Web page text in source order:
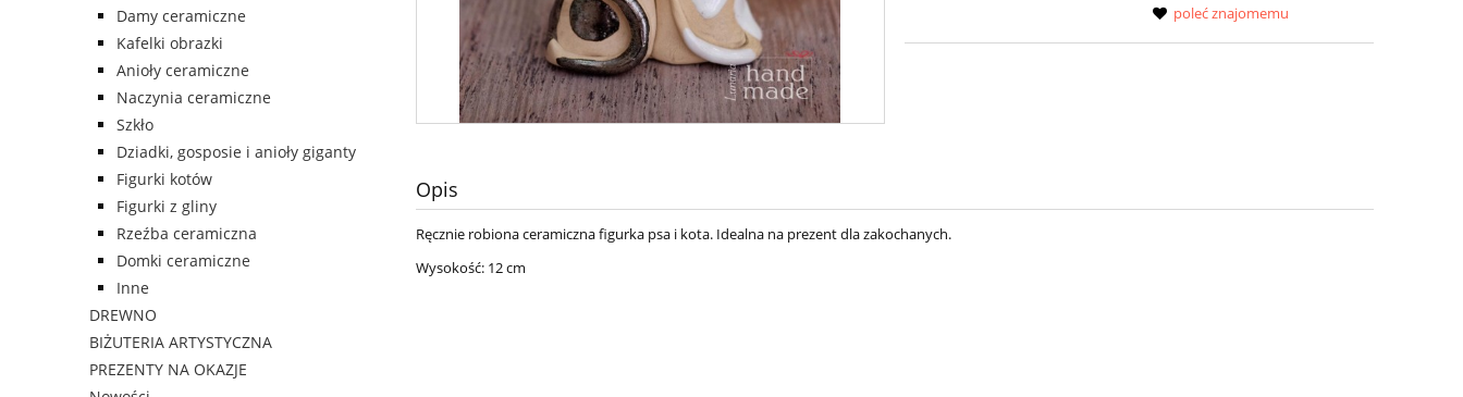
Damy ceramiczne
Kafelki obrazki
Anioły ceramiczne
Naczynia ceramiczne
Szkło
Dziadki, gosposie i anioły giganty
Figurki kotów
Figurki z gliny
Rzeźba ceramiczna
Domki ceramiczne
Inne
DREWNO
BIŻUTERIA ARTYSTYCZNA
PREZENTY NA OKAZJE
poleć znajomemu
Opis
Ręcznie robiona ceramiczna figurka psa i kota. Idealna na prezent dla zakochanych.
Wysokość: 12 cm